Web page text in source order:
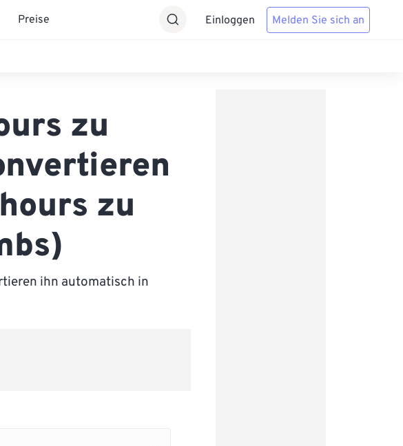
Preise Einloggen Melden Sie sich an
zu
zu
ihn automatisch in